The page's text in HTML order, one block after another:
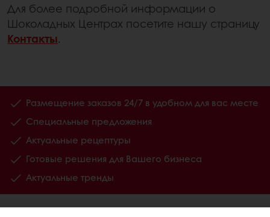
Для более подробной информации о
Шоколадных Центрах посетите нашу страницу
Контакты.
Размещение заказов 24/7 в удобном для вас месте
Специальные предложения
Актуальные рецептуры
Готовые решения для Вашего бизнеса
Актуальные тренды